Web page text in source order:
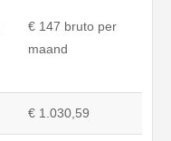
€ 147 bruto per
maand
€ 1.030,59